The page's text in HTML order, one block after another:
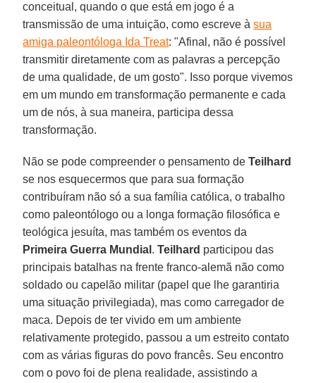
conceitual, quando o que está em jogo é a
transmissão de uma intuição, como escreve àsua
amiga paleontóloga Ida Treat: "Afinal, não é possível
transmitir diretamente com as palavras a percepção
de uma qualidade, de um gosto". Isso porque vivemos
em um mundo em transformação permanente e cada
um de nós, à sua maneira, participa dessa
transformação.
Não se pode compreender o pensamento deTeilhard
se nos esquecermos que para sua formação
contribuíram não só a sua família católica, o trabalho
como paleontólogo ou a longa formação filosófica e
teológica jesuíta, mas também os eventos da
Primeira Guerra Mundial .Teilhard participou das
principais batalhas na frente franco-alemã não como
soldado ou capelão militar (papel que lhe garantiria
uma situação privilegiada), mas como carregador de
maca. Depois de ter vivido em um ambiente
relativamente protegido, passou a um estreito contato
com as várias figuras do povo francês. Seu encontro
com o povo foi de plena realidade, assistindo a